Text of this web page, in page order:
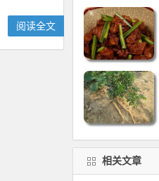
阅读全文
相关文章